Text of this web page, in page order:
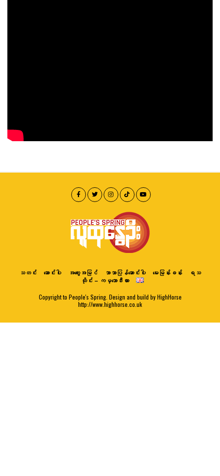
သတင်း ဆောင်းပါး အတွေးအမြင် ဘာသာပြန်ဆောင်းပါး မေးမြန်းခန်း
ရသ
ထိုင်း – ကမ္ဘောဒီးယား
Copyright to People's Spring. Design and build by HighHorse
http://www.highhorse.co.uk